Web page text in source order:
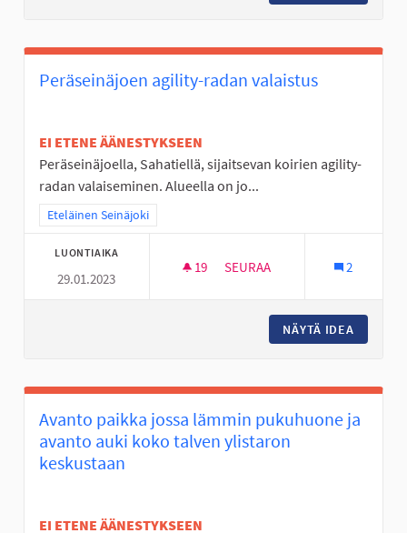
Peräseinäjoen agility-radan valaistus
EI ETENE ÄÄNESTYKSEEN
Peräseinäjoella, Sahatiellä, sijaitsevan koirien agility-
radan valaiseminen. Alueella on jo...
Rajaa tulokset teeman mukaan: Eteläinen Seinäjoki
Eteläinen Seinäjoki
LUONTIAIKA
29.01.2023
19 19 SEURAAJAA
SEURAA 2
NÄYTÄ IDEA
Avanto paikka jossa lämmin pukuhuone ja
avanto auki koko talven ylistaron
keskustaan
EI ETENE ÄÄNESTYKSEEN